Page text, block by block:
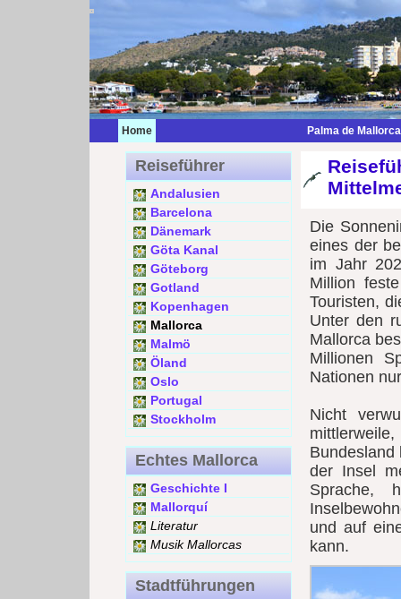
Home Palma de Mallorca
Reiseführer
Andalusien
Barcelona
Dänemark
Göta Kanal
Göteborg
Gotland
Kopenhagen
Mallorca
Malmö
Öland
Oslo
Portugal
Stockholm
Echtes Mallorca
Geschichte I
Mallorquí
Literatur
Musik Mallorcas
Stadtführungen
Die
eines der
im Jahr
Million
Touristen,
Unter den
Mallorca
Millionen
Nationen
Nicht
Bundesland
der Insel
Sprache,
und auf
kann.